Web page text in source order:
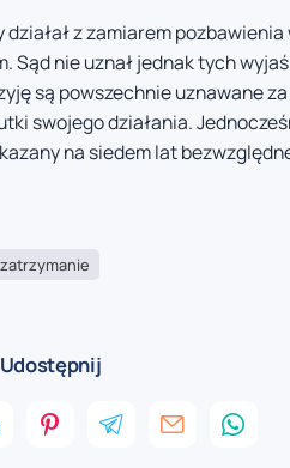
z zamiarem
Sąd nie uznał jednak tych
są powszechnie uznawane
swojego działania.
na siedem lat
zatrzymanie
Udostępnij